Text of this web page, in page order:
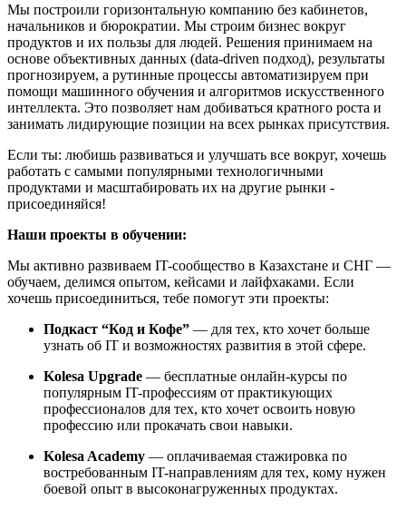
Мы построили горизонтальную компанию без кабинетов,
начальников и бюрократии. Мы строим бизнес вокруг
продуктов и их пользы для людей. Решения принимаем на
основе объективных данных (data-driven подход), результаты
прогнозируем, а рутинные процессы автоматизируем при
помощи машинного обучения и алгоритмов искусственного
интеллекта. Это позволяет нам добиваться кратного роста и
занимать лидирующие позиции на всех рынках присутствия.
Если ты: любишь развиваться и улучшать все вокруг, хочешь
работать с самыми популярными технологичными
продуктами и масштабировать их на другие рынки -
присоединяйся!
Наши проекты в обучении:
Мы активно развиваем IT-сообщество в Казахстане и СНГ —
обучаем, делимся опытом, кейсами и лайфхаками. Если
хочешь присоединиться, тебе помогут эти проекты:
Подкаст “Код и Кофе” — для тех, кто хочет больше
узнать об IT и возможностях развития в этой сфере.
Kolesa Upgrade — бесплатные онлайн-курсы по
популярным IT-профессиям от практикующих
профессионалов для тех, кто хочет освоить новую
профессию или прокачать свои навыки.
Kolesa Academy — оплачиваемая стажировка по
востребованным IT-направлениям для тех, кому нужен
боевой опыт в высоконагруженных продуктах.